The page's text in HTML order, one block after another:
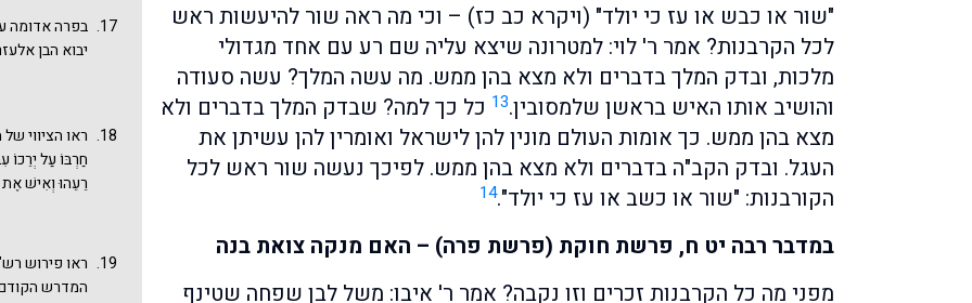
"שור או כבש או עז כי יולד" (ויקרא כב כז) – וכי מה ראה שור להיעשות ראש
לכל הקרבנות? אמר ר' לוי: למטרונה שיצא עליה שם רע עם אחד מגדולי
מלכות, ובדק המלך בדברים ולא מצא בהן ממש. מה עשה המלך? עשה סעודה
והושיב אותו האיש בראשן שלמסובין.13 כל כך למה? שבדק המלך בדברים ולא
מצא בהן ממש. כך אומות העולם מונין להן לישראל ואומרין להן עשיתן את
העגל. ובדק הקב"ה בדברים ולא מצא בהן ממש. לפיכך נעשה שור ראש לכל
הקורבנות: "שור או כשב או עז כי יולד".14
במדבר רבה יט ח, פרשת חוקת (פרשת פרה) – האם מנקה צואת בנה
מפני מה כל הקרבנות זכרים וזו נקבה? אמר ר' איבו: משל לבן שפחה שטינף
העגל
מצוות תקיעת
בפרה אדומה
יבוא הבן
ראו הציווי
חַרְבּוֹ עַל
רֵעֵהוּ וְאִישׁ
ראו פירוש
המדרש